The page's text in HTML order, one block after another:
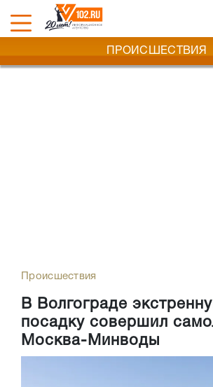
ПРОИСШЕСТВИЯ
Происшествия
В Волгограде
посадку совершил
Москва-Минводы